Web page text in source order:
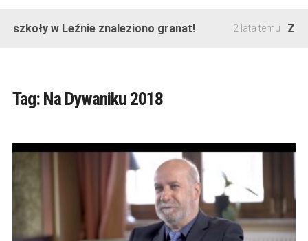
szkoły w Leźnie znaleziono granat! 2 lata temu
Tag: Na Dywaniku 2018